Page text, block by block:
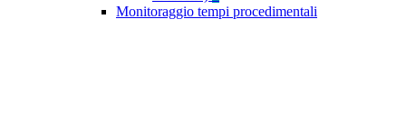
Monitoraggio tempi procedimentali